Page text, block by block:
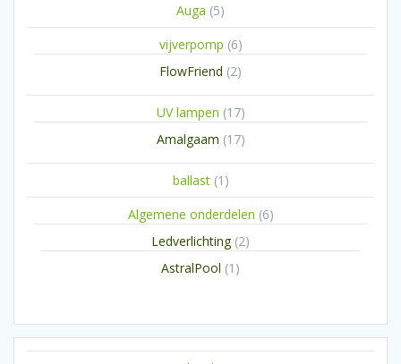
Auga 55
producten
vijverpomp 66
FlowFriend 22
UV lampen 1717
Amalgaam 1717
ballast 1 1
product
Algemene onderdelen 66
Ledverlichting 22
AstralPool 1 1